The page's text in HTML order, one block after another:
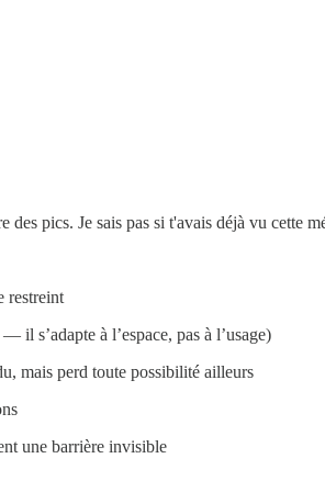
pics. Je sais pas si t'avais déjà vu cette
restreint
s’adapte à l’espace, pas à l’usage)
mais perd toute possibilité ailleurs
une barrière invisible